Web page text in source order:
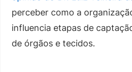
perceber como a
influencia etapas de
de órgãos e tecidos.